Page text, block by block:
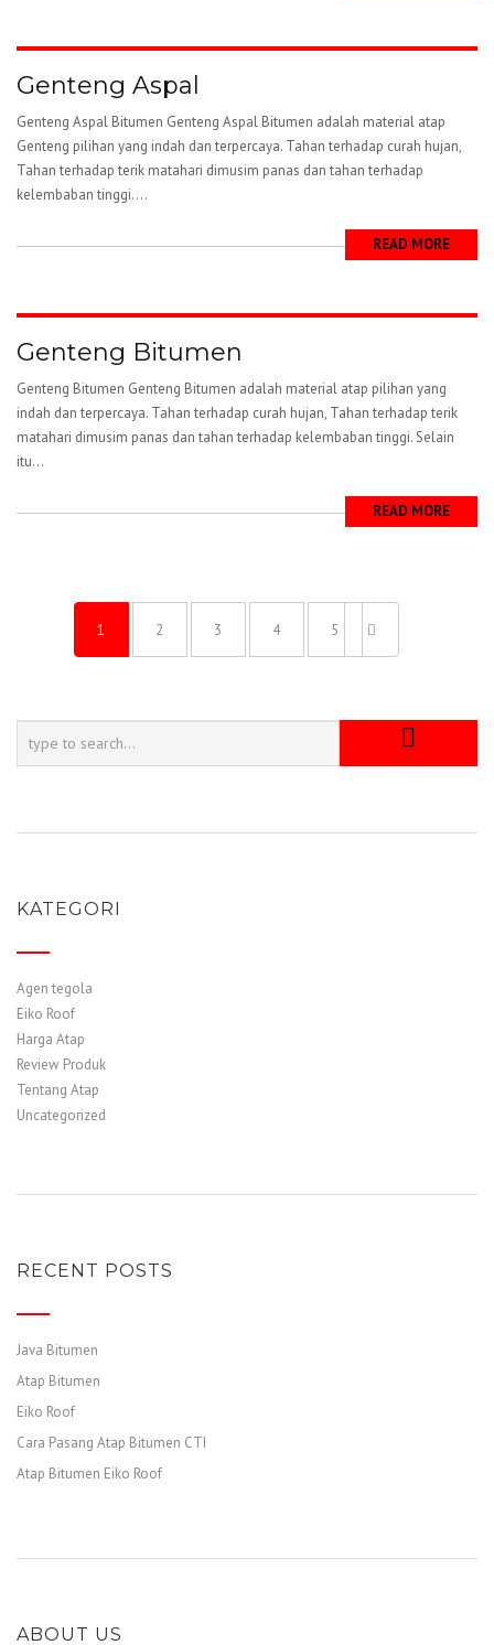
Genteng Aspal
Genteng Aspal Bitumen Genteng Aspal Bitumen adalah material atap
Genteng pilihan yang indah dan terpercaya. Tahan terhadap curah hujan,
Tahan terhadap terik matahari dimusim panas dan tahan terhadap
kelembaban tinggi....
READ MORE
Genteng Bitumen
Genteng Bitumen Genteng Bitumen adalah material atap pilihan yang
indah dan terpercaya. Tahan terhadap curah hujan, Tahan terhadap terik
matahari dimusim panas dan tahan terhadap kelembaban tinggi. Selain
itu...
READ MORE
1 2 3 4 5
KATEGORI
Agen tegola
Eiko Roof
Harga Atap
Review Produk
Tentang Atap
Uncategorized
RECENT POSTS
Java Bitumen
Atap Bitumen
Eiko Roof
Cara Pasang Atap Bitumen CTI
Atap Bitumen Eiko Roof
ABOUT US